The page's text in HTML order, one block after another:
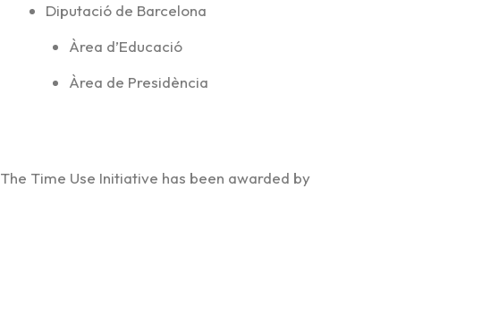
Diputació de Barcelona
Àrea d’Educació
Àrea de Presidència
The Time Use Initiative has been awarded by